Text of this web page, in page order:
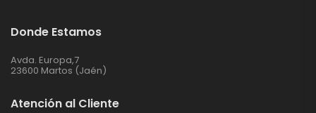
Donde Estamos
Avda. Europa,7
23600 Martos (Jaén)
Atención al Cliente